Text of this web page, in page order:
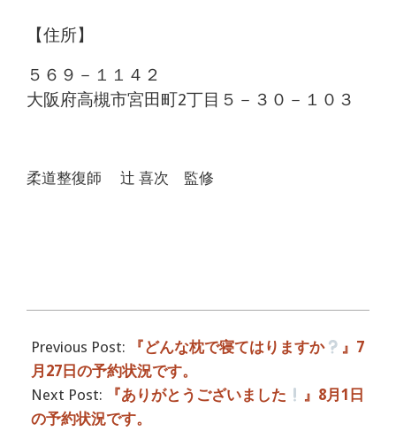
【住所】
５６９－１１４２
大阪府高槻市宮田町2丁目５－３０－１０３
柔道整復師 辻 喜次 監修
07-
28
Previous Post: 『どんな枕で寝てはりますか
』7
月27日の予約状況です。
Next Post:
『ありがとうございました
』8月1日
の予約状況です。